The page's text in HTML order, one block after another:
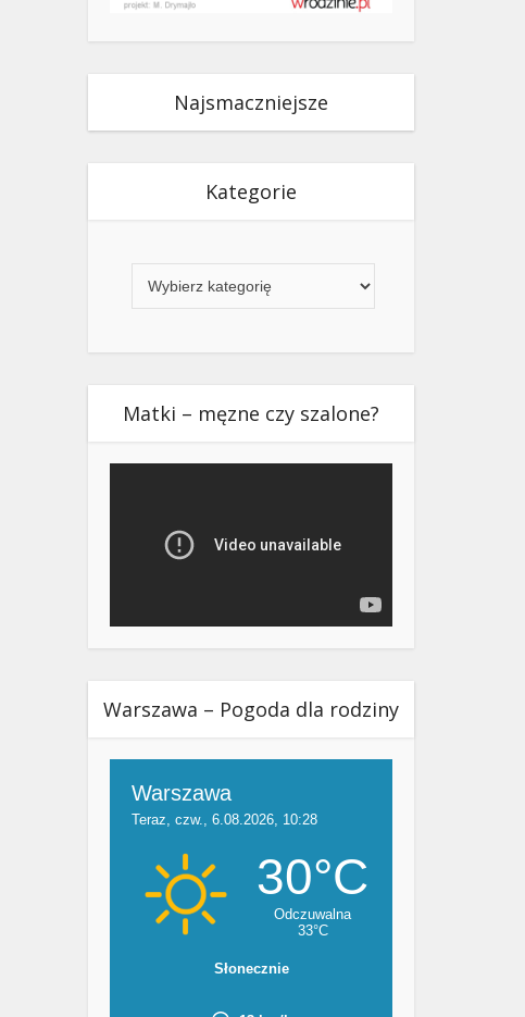
Najsmaczniejsze
Kategorie
Matki – męzne czy szalone?
Warszawa – Pogoda dla rodziny